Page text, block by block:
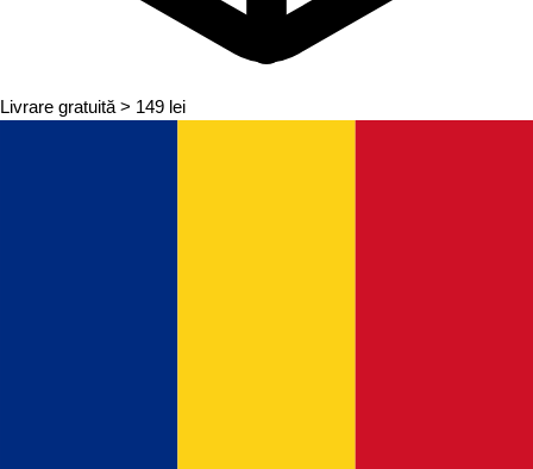
Livrare gratuită > 149 lei